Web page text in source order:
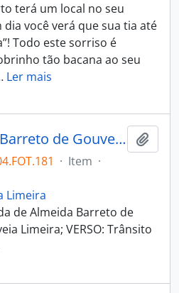
terá um local no seu
você verá que sua tia até
Todo este sorriso é
tão bacana ao seu
Ler mais
Iedda de Almeida Barreto de Gouveia e Nilge Gouveia Limeira em frente a ônibus da Viação Itapemirim
· Item ·
Limeira
de Almeida Barreto de
Limeira; VERSO: Trânsito